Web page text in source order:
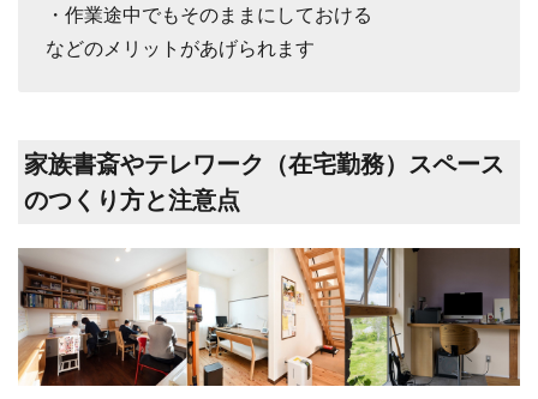
・作業途中でもそのままにしておける
などのメリットがあげられます
家族書斎やテレワーク（在宅勤務）スペース
のつくり方と注意点